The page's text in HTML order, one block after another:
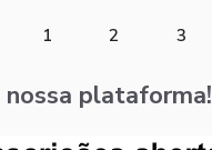
1 2 3
nossa plataforma!